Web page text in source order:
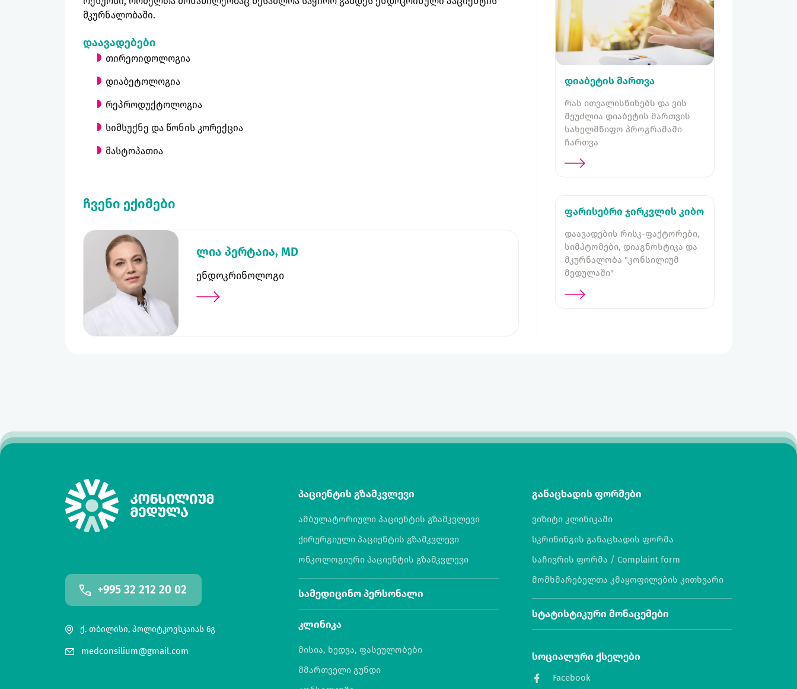
დიაბეტის მართვა
რას ითვალისწინებს და ვის
შეუძლია დიაბეტის მართვის
სახელმწიფო პროგრამაში
ჩართვა
ფარისებრი ჯირკვლის კიბო
დაავადების რისკ-ფაქტორები,
სიმპტომები, დიაგნოსტიკა და
მკურნალობა "კონსილიუმ
მედულაში"
მკურნალობაში.
დაავადებები
თირეოიდოლოგია
დიაბეტოლოგია
რეპროდუქტოლოგია
სიმსუქნე და წონის კორექცია
მასტოპათია
ჩვენი ექიმები
ლია პერტაია, MD
ენდოკრინოლოგი
+995 32 212 20 02
ქ. თბილისი, პოლიტკოვსკაიას 6გ
medconsilium@gmail.com
პაციენტის გზამკვლევი
ამბულატორიული პაციენტის გზამკვლევი
ქირურგიული პაციენტის გზამკვლევი
ონკოლოგიური პაციენტის გზამკვლევი
სამედიცინო პერსონალი
კლინიკა
მისია, ხედვა, ფასეულობები
მმართველი გუნდი
განაცხადის ფორმები
ვიზიტი კლინიკაში
სკრინინგის განაცხადის ფორმა
საჩივრის ფორმა / Complaint form
მომხმარებელთა კმაყოფილების კითხვარი
სტატისტიკური მონაცემები
სოციალური ქსელები
Facebook